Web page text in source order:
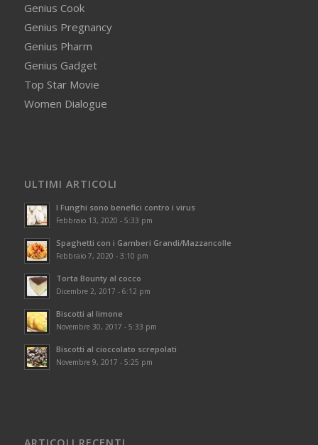
Genius Cook
Genius Pregnancy
Genius Pharm
Genius Gadget
Top Star Movie
Women Dialogue
ULTIMI ARTICOLI
I Funghi sono benefici contro i virus
Febbraio 13, 2020 - 5:33 pm
Spaghetti con i Gamberi Grandi/Mazzancolle
Febbraio 7, 2020 - 3:10 pm
Torta Bounty al cocco
Dicembre 2, 2017 - 6:12 pm
Biscotti al limone
Novembre 30, 2017 - 5:33 pm
Biscotti al cioccolato screpolati
Novembre 9, 2017 - 5:25 pm